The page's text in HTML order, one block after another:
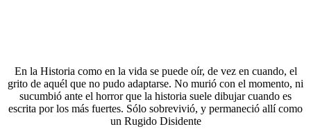
En la Historia como en la vida se puede oír, de vez en cuando, el
grito de aquél que no pudo adaptarse. No murió con el momento, ni
sucumbió ante el horror que la historia suele dibujar cuando es
escrita por los más fuertes. Sólo sobrevivió, y permaneció allí como
un Rugido Disidente